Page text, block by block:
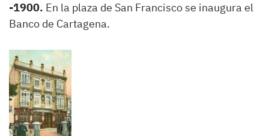
-1900. En la plaza de San Francisco se inaugura el
Banco de Cartagena.